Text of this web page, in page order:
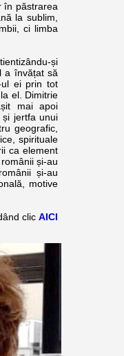
păstrarea
la sublim,
ci limba
și
a învățat să
ul ei prin tot
el. Dimitrie
mai apoi
și jertfa unui
geografic,
spirituale
ca element
și-au
și-au
motive
clic AICI